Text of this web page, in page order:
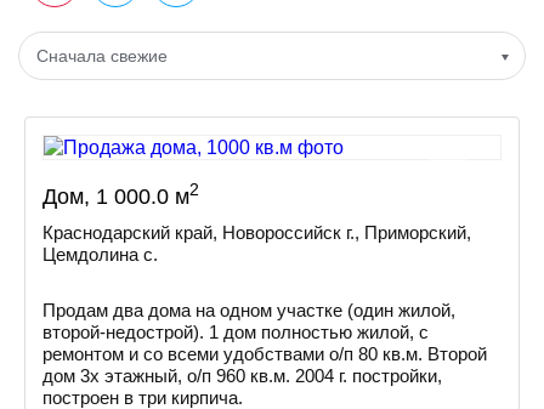
Сначала свежие
Дом, 1 000.0 м2
Краснодарский край, Новороссийск г., Приморский,
Цемдолина с.
Продам два дома на одном участке (один жилой,
второй-недострой). 1 дом полностью жилой, с
ремонтом и со всеми удобствами о/п 80 кв.м. Второй
дом 3х этажный, о/п 960 кв.м. 2004 г. постройки,
построен в три кирпича.